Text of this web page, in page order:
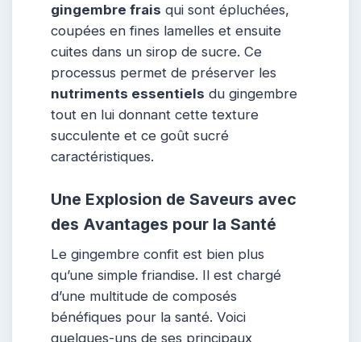
gingembre frais qui sont épluchées,
coupées en fines lamelles et ensuite
cuites dans un sirop de sucre. Ce
processus permet de préserver les
nutriments essentiels du gingembre
tout en lui donnant cette texture
succulente et ce goût sucré
caractéristiques.
Une Explosion de Saveurs avec
des Avantages pour la Santé
Le gingembre confit est bien plus
qu’une simple friandise. Il est chargé
d’une multitude de composés
bénéfiques pour la santé. Voici
quelques-uns de ses principaux